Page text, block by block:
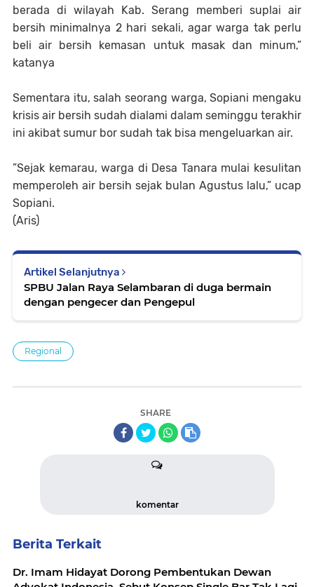
berada di wilayah Kab. Serang memberi suplai air
bersih minimalnya 2 hari sekali, agar warga tak perlu
beli air bersih kemasan untuk masak dan minum,”
katanya
Sementara itu, salah seorang warga, Sopiani mengaku
krisis air bersih sudah dialami dalam seminggu terakhir
ini akibat sumur bor sudah tak bisa mengeluarkan air.
”Sejak kemarau, warga di Desa Tanara mulai kesulitan
memperoleh air bersih sejak bulan Agustus lalu,” ucap
Sopiani.
(Aris)
Artikel Selanjutnya
SPBU Jalan Raya Selambaran di duga bermain
dengan pengecer dan Pengepul
Regional
SHARE
komentar
Berita Terkait
Dr. Imam Hidayat Dorong Pembentukan Dewan